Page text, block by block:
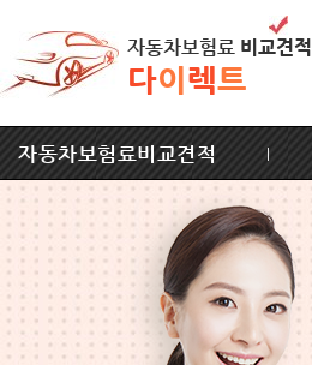
자동차보험료 비교견적
다이 렉트
자동차보험료비교견적